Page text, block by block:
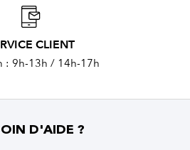
CLIENT
: 9h-13h / 14h-17h
D'AIDE ?